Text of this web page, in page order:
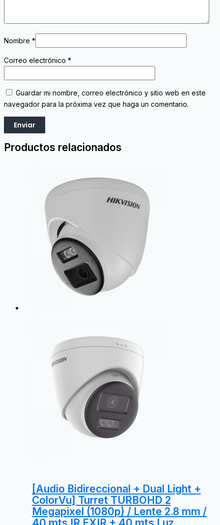
Nombre *
Correo electrónico *
Guardar mi nombre, correo electrónico y sitio web en este
navegador para la próxima vez que haga un comentario.
Productos relacionados
[Audio Bidireccional + Dual Light +
ColorVu] Turret TURBOHD 2
Megapixel (1080p) / Lente 2.8 mm /